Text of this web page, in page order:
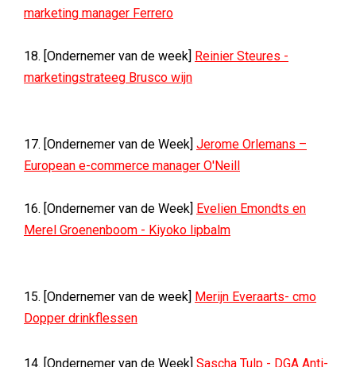
marketing manager Ferrero
18. [Ondernemer van de week] Reinier Steures -
marketingstrateeg Brusco wijn
17. [Ondernemer van de Week] Jerome Orlemans –
European e-commerce manager O'Neill
16. [Ondernemer van de Week] Evelien Emondts en
Merel Groenenboom - Kiyoko lipbalm
15. [Ondernemer van de week] Merijn Everaarts- cmo
Dopper drinkflessen
14. [Ondernemer van de Week] Sascha Tulp - DGA Anti-